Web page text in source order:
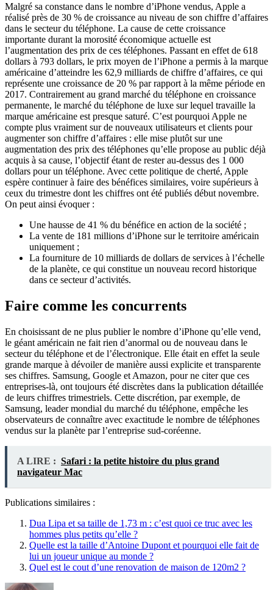
Malgré sa constance dans le nombre d’iPhone vendus, Apple a
réalisé près de 30 % de croissance au niveau de son chiffre d’affaires
dans le secteur du téléphone. La cause de cette croissance
importante durant la morosité économique actuelle est
l’augmentation des prix de ces téléphones. Passant en effet de 618
dollars à 793 dollars, le prix moyen de l’iPhone a permis à la marque
américaine d’atteindre les 62,9 milliards de chiffre d’affaires, ce qui
représente une croissance de 20 % par rapport à la même période en
2017. Contrairement au grand marché du téléphone en croissance
permanente, le marché du téléphone de luxe sur lequel travaille la
marque américaine est presque saturé. C’est pourquoi Apple ne
compte plus vraiment sur de nouveaux utilisateurs et clients pour
augmenter son chiffre d’affaires : elle mise plutôt sur une
augmentation des prix des téléphones qu’elle propose au public déjà
acquis à sa cause, l’objectif étant de rester au-dessus des 1 000
dollars pour un téléphone. Avec cette politique de cherté, Apple
espère continuer à faire des bénéfices similaires, voire supérieurs à
ceux du trimestre dont les chiffres ont été publiés début novembre.
On peut ainsi évoquer :
Une hausse de 41 % du bénéfice en action de la société ;
La vente de 181 millions d’iPhone sur le territoire américain
uniquement ;
La fourniture de 10 milliards de dollars de services à l’échelle
de la planète, ce qui constitue un nouveau record historique
dans ce secteur d’activités.
Faire comme les concurrents
En choisissant de ne plus publier le nombre d’iPhone qu’elle vend,
le géant américain ne fait rien d’anormal ou de nouveau dans le
secteur du téléphone et de l’électronique. Elle était en effet la seule
grande marque à dévoiler de manière aussi explicite et transparente
ses chiffres. Samsung, Google et Amazon, pour ne citer que ces
entreprises-là, ont toujours été discrètes dans la publication détaillée
de leurs chiffres trimestriels. Cette discrétion, par exemple, de
Samsung, leader mondial du marché du téléphone, empêche les
observateurs de connaître avec exactitude le nombre de téléphones
vendus sur la planète par l’entreprise sud-coréenne.
A LIRE : Safari : la petite histoire du plus grand
navigateur Mac
Publications similaires :
Dua Lipa et sa taille de 1,73 m : c’est quoi ce truc avec les
hommes plus petits qu’elle ?
Quelle est la taille d’Antoine Dupont et pourquoi elle fait de
lui un joueur unique au monde ?
Quel est le cout d’une renovation de maison de 120m2 ?